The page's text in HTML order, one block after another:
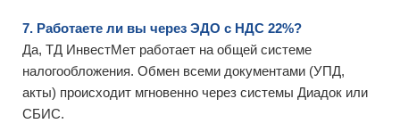
7. Работаете ли вы через ЭДО с НДС 22%?
Да, ТД ИнвестМет работает на общей системе
налогообложения. Обмен всеми документами (УПД,
акты) происходит мгновенно через системы Диадок или
СБИС.